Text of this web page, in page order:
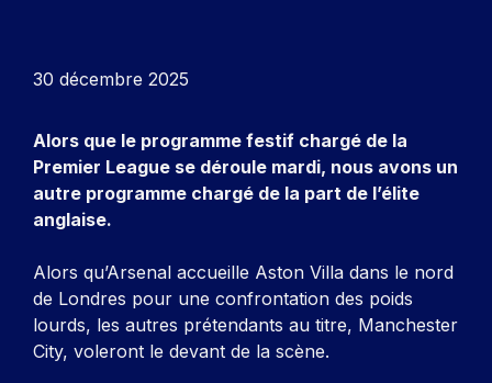
30 décembre 2025
Alors que le programme festif chargé de la
Premier League se déroule mardi, nous avons un
autre programme chargé de la part de l’élite
anglaise.
Alors qu’Arsenal accueille Aston Villa dans le nord
de Londres pour une confrontation des poids
lourds, les autres prétendants au titre, Manchester
City, voleront le devant de la scène.